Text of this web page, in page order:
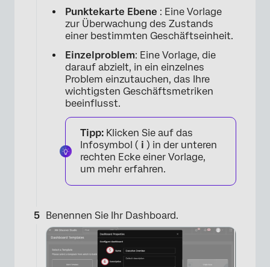
Punktekarte Ebene : Eine Vorlage
zur Überwachung des Zustands
einer bestimmten Geschäftseinheit.
Einzelproblem: Eine Vorlage, die
darauf abzielt, in ein einzelnes
Problem einzutauchen, das Ihre
wichtigsten Geschäftsmetriken
beeinflusst.
Tipp: Klicken Sie auf das
Infosymbol ( i ) in der unteren
rechten Ecke einer Vorlage,
um mehr erfahren.
Benennen Sie Ihr Dashboard.